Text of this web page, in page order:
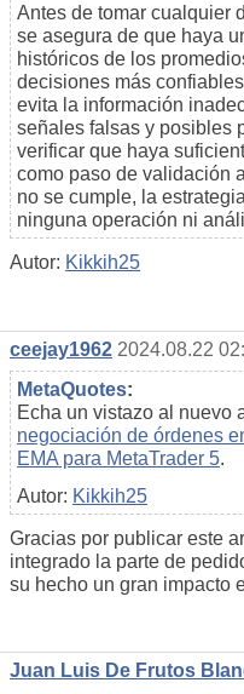
Antes de tomar cualquier
se asegura de que haya
históricos de los
decisiones más
evita la información
señales falsas y posibles
verificar que haya
como paso de validación
no se cumple, la
ninguna operación ni
Autor: Kikkih25
ceejay1962 2024.08.22
MetaQuotes:
Echa un vistazo al nuevo
negociación de órdenes
EMA para MetaTrader 5.
Autor: Kikkih25
Gracias por publicar este
integrado la parte de
su hecho un gran impacto
Juan Luis De Frutos